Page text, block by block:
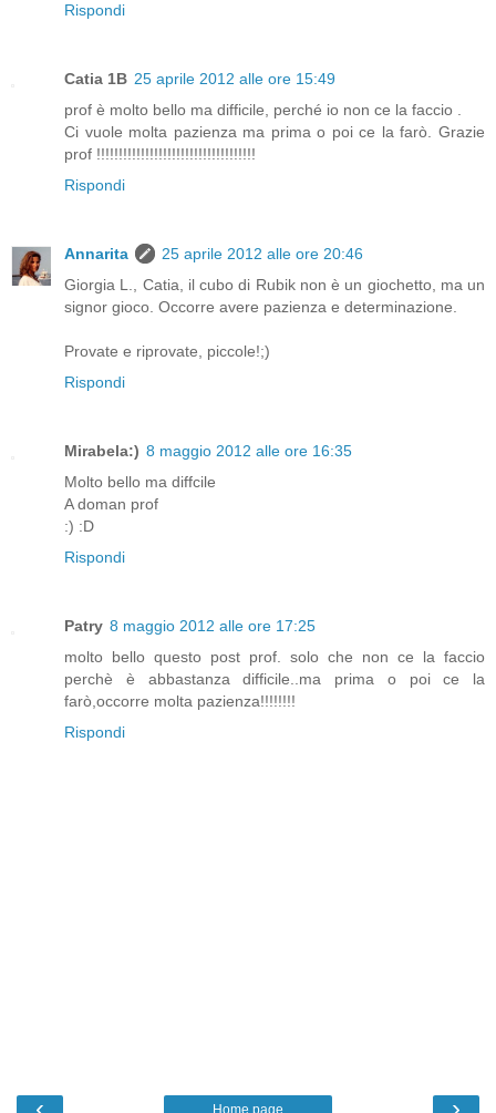
Rispondi
Catia 1B 25 aprile 2012 alle ore 15:49
prof è molto bello ma difficile, perché io non ce la faccio .
Ci vuole molta pazienza ma prima o poi ce la farò. Grazie
prof !!!!!!!!!!!!!!!!!!!!!!!!!!!!!!!!!!!!
Rispondi
Annarita
25 aprile 2012 alle ore 20:46
Giorgia L., Catia, il cubo di Rubik non è un giochetto, ma un
signor gioco. Occorre avere pazienza e determinazione.
Provate e riprovate, piccole!;)
Rispondi
Mirabela:) 8 maggio 2012 alle ore 16:35
Molto bello ma diffcile
A doman prof
:) :D
Rispondi
Patry 8 maggio 2012 alle ore 17:25
molto bello questo post prof. solo che non ce la faccio
perchè è abbastanza difficile..ma prima o poi ce la
farò,occorre molta pazienza!!!!!!!!
Rispondi
Home page